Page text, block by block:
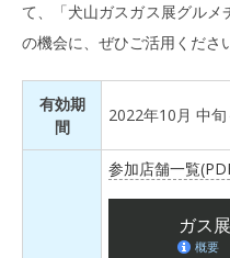
て、「犬山ガスガス展グルメ
の機会に、ぜひご活用くださ
有効期
間
2022年10月 中
参加店舗一覧